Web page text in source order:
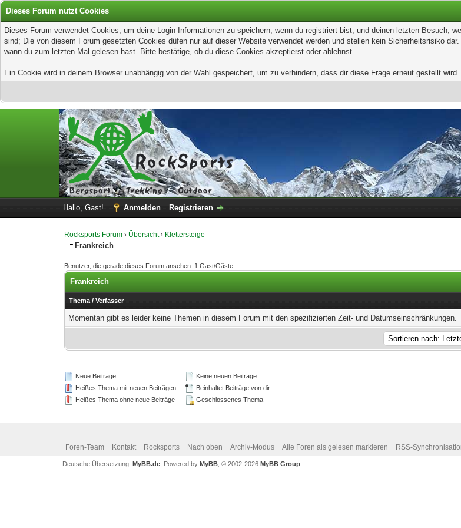
Dieses Forum nutzt Cookies
Dieses Forum verwendet Cookies, um deine Login-Informationen zu speichern, wenn du registriert bist, und deinen letzten Besuch,
sind; Die von diesem Forum gesetzten Cookies düfen nur auf dieser Website verwendet werden und stellen kein Sicherheitsrisiko
wann du zum letzten Mal gelesen hast. Bitte bestätige, ob du diese Cookies akzeptierst oder ablehnst.
Ein Cookie wird in deinem Browser unabhängig von der Wahl gespeichert, um zu verhindern, dass dir diese Frage erneut gestellt
Hallo, Gast!
Anmelden Registrieren
Rocksports Forum › Übersicht› Klettersteige
Frankreich
Benutzer, die gerade dieses Forum ansehen: 1 Gast/Gäste
Frankreich
Thema /Verfasser
Momentan gibt es leider keine Themen in diesem Forum mit den spezifizierten Zeit- und Datumseinschränkungen.
Neue Beiträge
Heißes Thema mit neuen Beiträgen
Heißes Thema ohne neue Beiträge
Keine neuen Beiträge
Beinhaltet Beiträge von dir
Geschlossenes Thema
Foren-Team Kontakt Rocksports Nach oben Archiv-Modus Alle Foren als gelesen markieren RSS-
Deutsche Übersetzung: MyBB.de, Powered by MyBB, © 2002-2026 MyBB Group.